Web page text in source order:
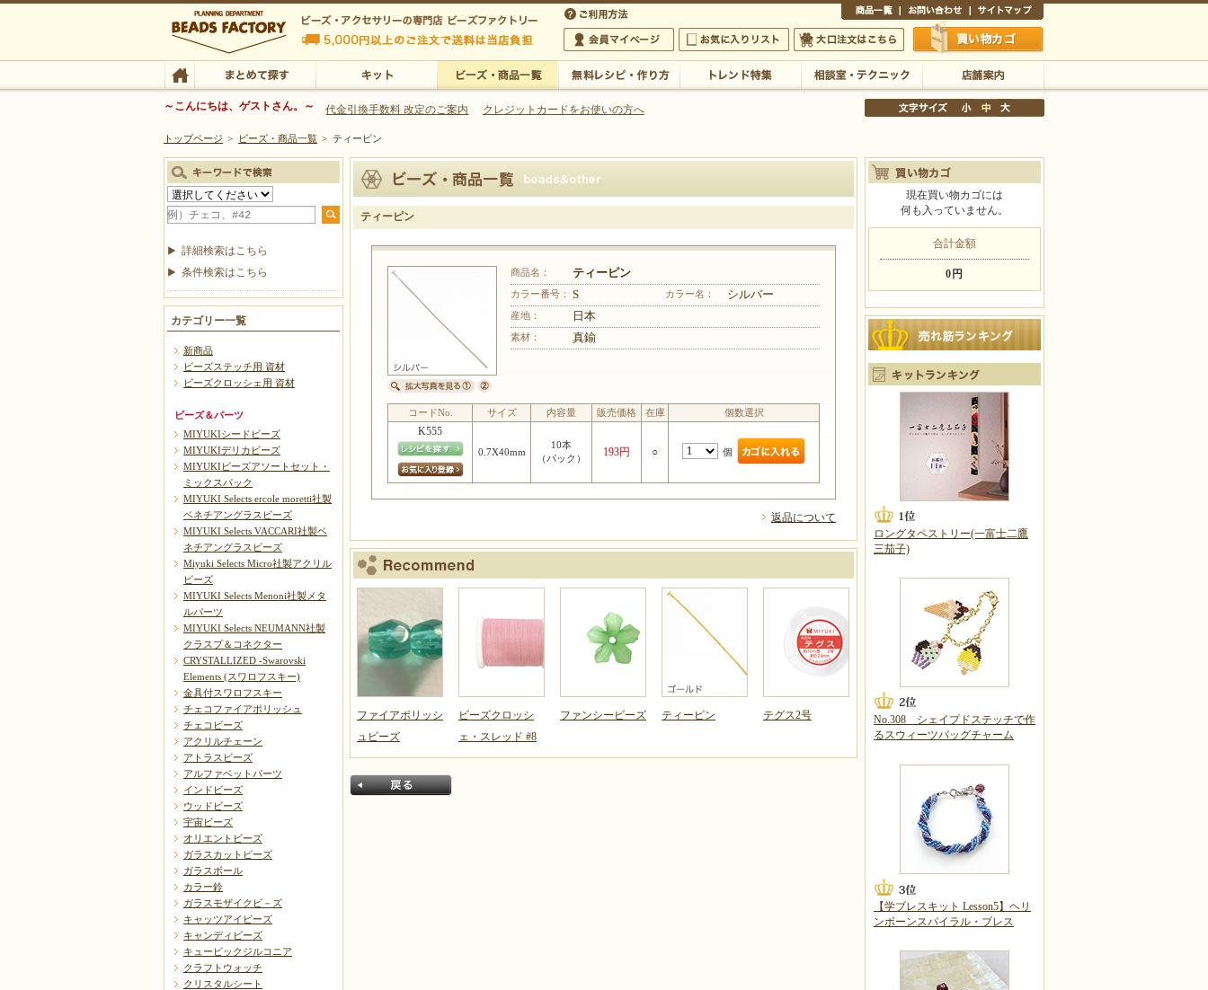
ビーズファクトリー ビーズ・パーツ・金具など・アクセサリーの専門店
ビーズ・アクセサリーの専門店 ビーズファクトリー 5,000円以上のご注文で送料は当店が負担いたします
ビーズ・アクセサリーの専門店 ビーズファクトリー 5,000円以上のご注文で送料は当店が負担いたします
会員マイページ
お気に入りリスト 大口注文はこちら 買い物かご
TOP まとめて探す 店舗案内
～こんにちは、ゲストさん。～ 代金引換手数料 改定のご案内 クレジットカードをお使いの方へ
トップページ > ビーズ・商品一覧 > ティーピン
ティーピン
商品名： ティーピン
カラー番号： S カラー名： シルバー
産地： 日本
素材： 真鍮
コードNo. サイズ 内容量 販売価格 在庫 個数選択
K555
0.7X40mm
10本
（パック）
193円 ○ 個
返品について
ファイアポリッシ
ュビーズ
ビーズクロッシ
ェ・スレッド #8
ファンシービーズ ティーピン テグス2号
詳細検索はこちら
条件検索はこちら
カテゴリー一覧
新商品
ビーズステッチ用 資材
ビーズクロッシェ用 資材
ビーズ＆パーツ
MIYUKIシードビーズ
MIYUKIデリカビーズ
MIYUKIビーズアソートセット・
ミックスパック
MIYUKI Selects ercole moretti社製
ベネチアングラスビーズ
MIYUKI Selects VACCARI社製ベ
ネチアングラスビーズ
Miyuki Selects Micro社製アクリル
ビーズ
MIYUKI Selects Menoni社製メタ
ルパーツ
MIYUKI Selects NEUMANN社製
クラスプ＆コネクター
CRYSTALLIZED -Swarovski
Elements (スワロフスキー)
金具付スワロフスキー
チェコファイアポリッシュ
チェコビーズ
アクリルチェーン
アトラスビーズ
アルファベットパーツ
インドビーズ
ウッドビーズ
宇宙ビーズ
オリエントビーズ
ガラスカットビーズ
ガラスボール
カラー鈴
ガラスモザイクビ－ズ
キャッツアイビーズ
キャンディビーズ
キュービックジルコニア
クラフトウォッチ
クリスタルシート
現在買い物カゴには
何も入っていません。
合計金額
0円
ロングタペストリー(一富士二鷹
三茄子)
No.308 シェイプドステッチで作
るスウィーツバッグチャーム
【学ブレスキット Lesson5】ヘリ
ンボーンスパイラル・ブレス